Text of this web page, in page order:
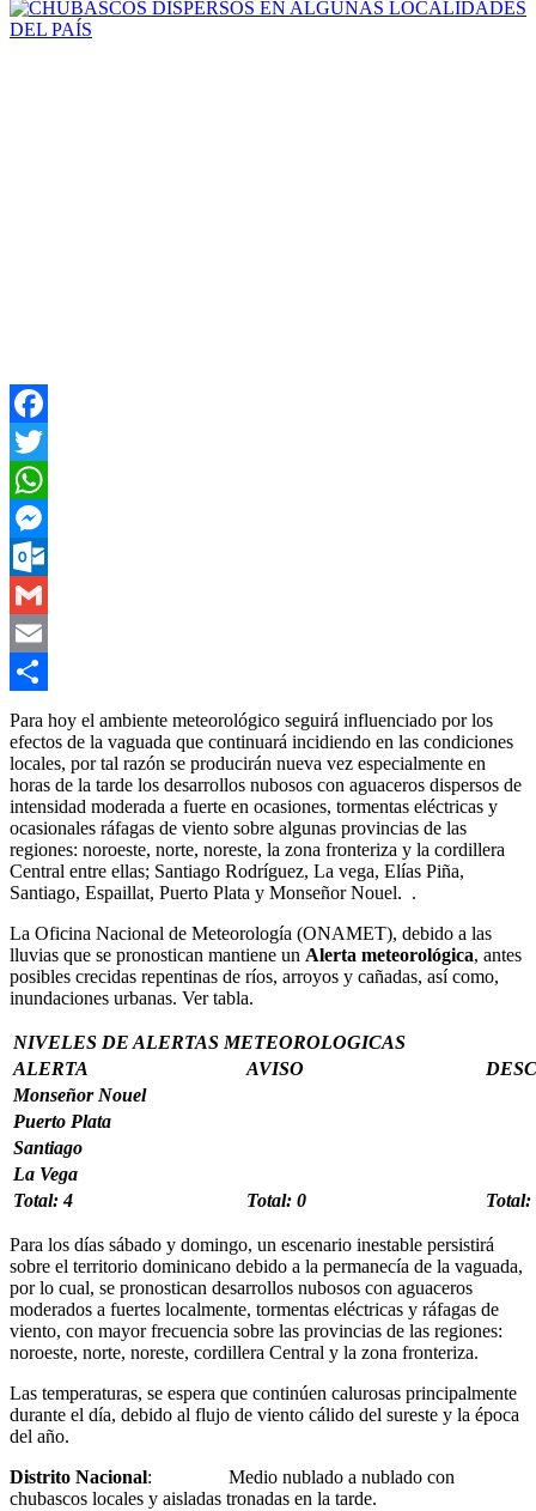
Facebook
Twitter
WhatsApp
Messenger
Outlook.com
Gmail
Email
Compartir
Para hoy el ambiente meteorológico seguirá influenciado por los
efectos de la vaguada que continuará incidiendo en las condiciones
locales, por tal razón se producirán nueva vez especialmente en
horas de la tarde los desarrollos nubosos con aguaceros dispersos de
intensidad moderada a fuerte en ocasiones, tormentas eléctricas y
ocasionales ráfagas de viento sobre algunas provincias de las
regiones: noroeste, norte, noreste, la zona fronteriza y la cordillera
Central entre ellas; Santiago Rodríguez, La vega, Elías Piña,
Santiago, Espaillat, Puerto Plata y Monseñor Nouel. .
La Oficina Nacional de Meteorología (ONAMET), debido a las
lluvias que se pronostican mantiene un Alerta meteorológica, antes
posibles crecidas repentinas de ríos, arroyos y cañadas, así como,
inundaciones urbanas. Ver tabla.
NIVELES DE ALERTAS METEOROLOGICAS
ALERTA
AVISO
Monseñor Nouel
Puerto Plata
Santiago
La Vega
Total: 4
Total: 0 Total:
Para los días sábado y domingo, un escenario inestable persistirá
sobre el territorio dominicano debido a la permanecía de la vaguada,
por lo cual, se pronostican desarrollos nubosos con aguaceros
moderados a fuertes localmente, tormentas eléctricas y ráfagas de
viento, con mayor frecuencia sobre las provincias de las regiones:
noroeste, norte, noreste, cordillera Central y la zona fronteriza.
Las temperaturas, se espera que continúen calurosas principalmente
durante el día, debido al flujo de viento cálido del sureste y la época
del año.
Distrito Nacional: Medio nublado a nublado con
chubascos locales y aisladas tronadas en la tarde.